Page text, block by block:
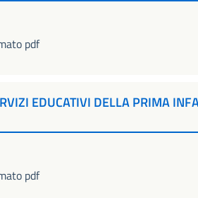
pdf
EDUCATIVI DELLA PRIMA
pdf